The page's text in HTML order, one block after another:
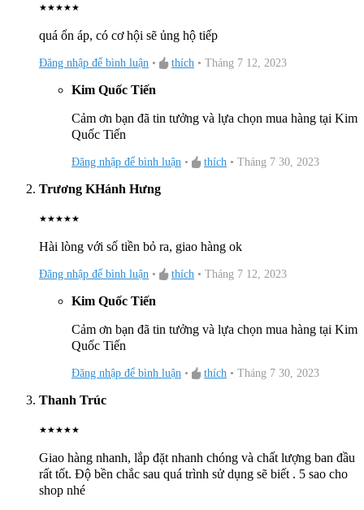
★★★★★
quá ổn áp, có cơ hội sẽ ủng hộ tiếp
Đăng nhập để bình luận • thích • Tháng 7 12, 2023
Kim Quốc Tiến
Cảm ơn bạn đã tin tưởng và lựa chọn mua hàng tại Kim
Quốc Tiến
Đăng nhập để bình luận • thích • Tháng 7 30, 2023
Trương KHánh Hưng
★★★★★
Hài lòng với số tiền bỏ ra, giao hàng ok
Đăng nhập để bình luận • thích • Tháng 7 12, 2023
Kim Quốc Tiến
Cảm ơn bạn đã tin tưởng và lựa chọn mua hàng tại Kim
Quốc Tiến
Đăng nhập để bình luận • thích • Tháng 7 30, 2023
Thanh Trúc
★★★★★
Giao hàng nhanh, lắp đặt nhanh chóng và chất lượng ban đầu
rất tốt. Độ bền chắc sau quá trình sử dụng sẽ biết . 5 sao cho
shop nhé